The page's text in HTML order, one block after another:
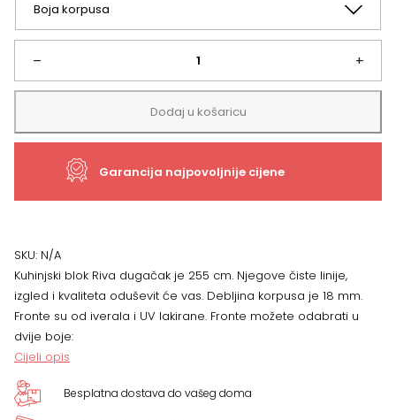
–
Blok
kuhinja
Riva,
cm
količina
+
Dodaj u košaricu
Garancija najpovoljnije cijene
SKU: N/A
Kuhinjski blok Riva dugačak je 255 cm. Njegove čiste linije,
izgled i kvaliteta oduševit će vas. Debljina korpusa je 18 mm.
Fronte su od iverala i UV lakirane. Fronte možete odabrati u
dvije boje:
Cijeli opis
Besplatna dostava do vašeg doma